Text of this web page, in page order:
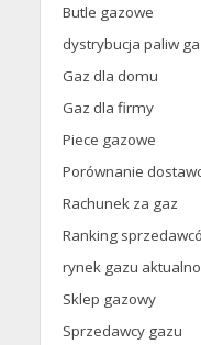
Butle gazowe
dystrybucja paliw
Gaz dla domu
Gaz dla firmy
Piece gazowe
Porównanie
Rachunek za gaz
Ranking
rynek gazu
Sklep gazowy
Sprzedawcy gazu